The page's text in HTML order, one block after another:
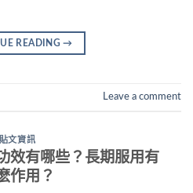
READING→
Leave a comment
貼文資訊
效有哪些？長期服用有
作用？